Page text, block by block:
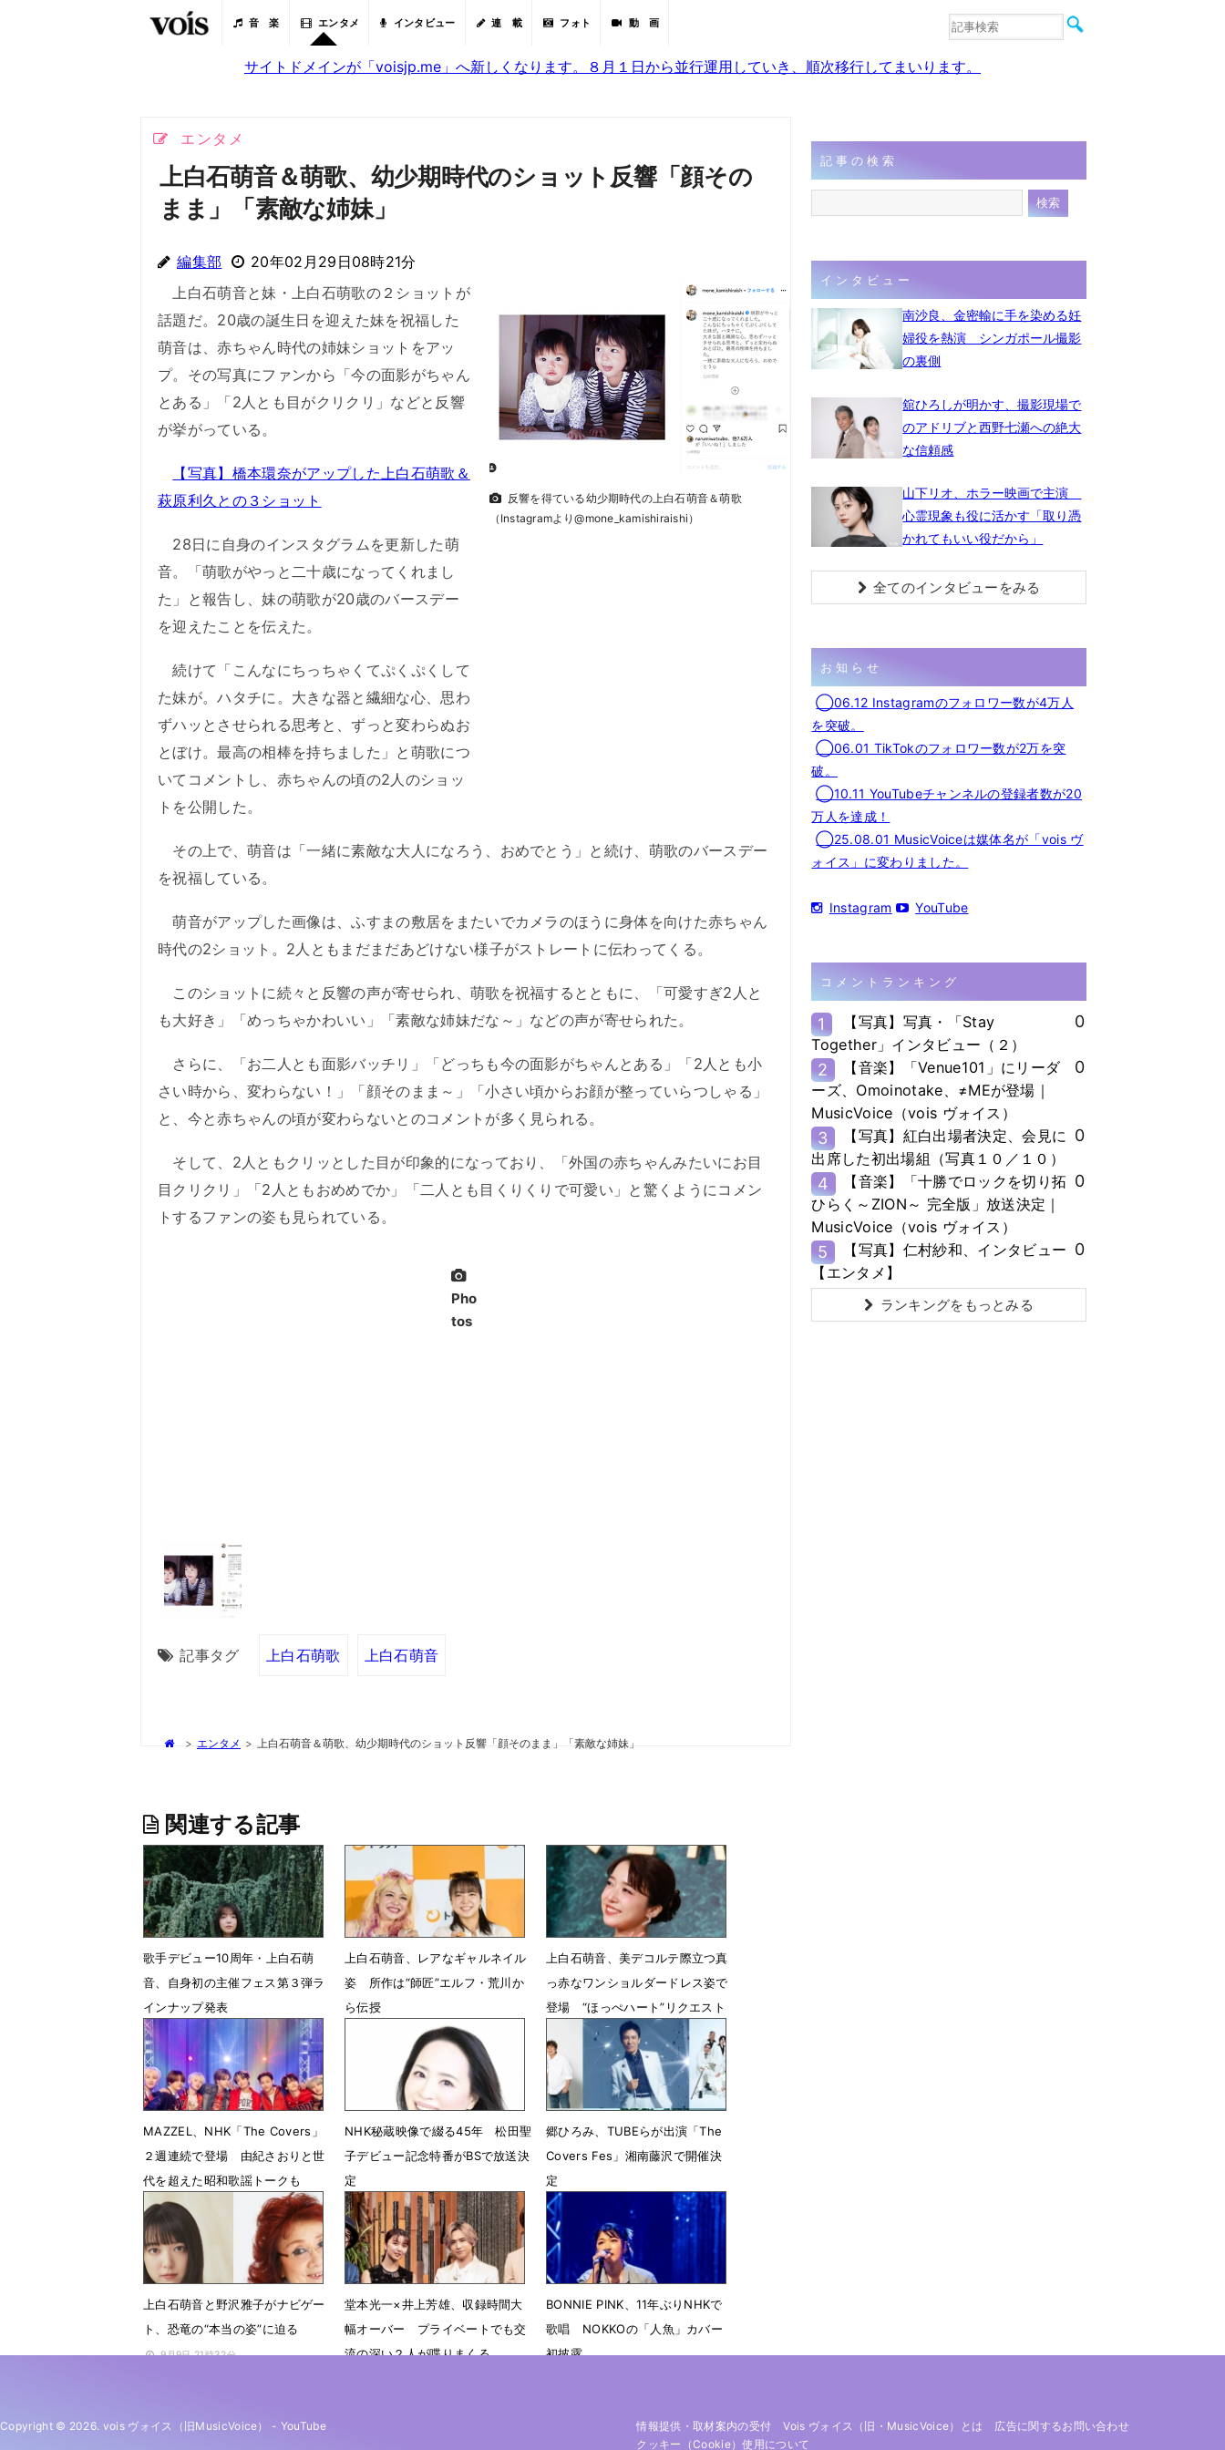
音 楽 エンタメ インタビュー 連 載 フォト 動 画
音楽
サイトドメインが「voisjp.me」へ新しくなります。８月１日から並行運用していき、順次移行してまいります。
エンタメ
上白石萌音＆萌歌、幼少期時代のショット反響「顔その
まま」「素敵な姉妹」
編集部 20年02月29日08時21分
反響を得ている幼少期時代の上白石萌音＆萌歌
（Instagramより@mone_kamishiraishi）
上白石萌音と妹・上白石萌歌の２ショットが
話題だ。20歳の誕生日を迎えた妹を祝福した
萌音は、赤ちゃん時代の姉妹ショットをアッ
プ。その写真にファンから「今の面影がちゃん
とある」「2人とも目がクリクリ」などと反響
が挙がっている。
【写真】橋本環奈がアップした上白石萌歌＆
萩原利久との３ショット
28日に自身のインスタグラムを更新した萌
音。「萌歌がやっと二十歳になってくれまし
た」と報告し、妹の萌歌が20歳のバースデー
を迎えたことを伝えた。
続けて「こんなにちっちゃくてぷくぷくして
た妹が。ハタチに。大きな器と繊細な心、思わ
ずハッとさせられる思考と、ずっと変わらぬお
とぼけ。最高の相棒を持ちました」と萌歌につ
いてコメントし、赤ちゃんの頃の2人のショッ
トを公開した。
その上で、萌音は「一緒に素敵な大人になろう、おめでとう」と続け、萌歌のバースデー
を祝福している。
萌音がアップした画像は、ふすまの敷居をまたいでカメラのほうに身体を向けた赤ちゃん
時代の2ショット。2人ともまだまだあどけない様子がストレートに伝わってくる。
このショットに続々と反響の声が寄せられ、萌歌を祝福するとともに、「可愛すぎ2人と
も大好き」「めっちゃかわいい」「素敵な姉妹だな～」などの声が寄せられた。
さらに、「お二人とも面影バッチリ」「どっちも今の面影がちゃんとある」「2人とも小
さい時から、変わらない！」「顔そのまま～」「小さい頃からお顔が整っていらつしゃる」
と、今と赤ちゃんの頃が変わらないとのコメントが多く見られる。
そして、2人ともクリッとした目が印象的になっており、「外国の赤ちゃんみたいにお目
目クリクリ」「2人ともおめめでか」「二人とも目くりくりで可愛い」と驚くようにコメン
トするファンの姿も見られている。
Pho
tos
記事タグ 上白石萌歌 上白石萌音
> エンタメ > 上白石萌音＆萌歌、幼少期時代のショット反響「顔そのまま」「素敵な姉妹」
関連する記事
歌手デビュー10周年・上白石萌
音、自身初の主催フェス第３弾ラ
インナップ発表
7月7日 15時20分
上白石萌音、レアなギャルネイル
姿 所作は“師匠”エルフ・荒川か
ら伝授
7月2日 10時14分
上白石萌音、美デコルテ際立つ真
っ赤なワンショルダードレス姿で
登場 “ほっぺハート”リクエスト
6月11日 17時04分
MAZZEL、NHK「The Covers」
２週連続で登場 由紀さおりと世
代を超えた昭和歌謡トークも
4月30日 14時19分
NHK秘蔵映像で綴る45年 松田聖
子デビュー記念特番がBSで放送決
定
3月18日 07時00分
郷ひろみ、TUBEらが出演「The
Covers Fes」湘南藤沢で開催決
定
上白石萌音と野沢雅子がナビゲー
ト、恐竜の“本当の姿”に迫る
9月9日 21時32分
堂本光一×井上芳雄、収録時間大
幅オーバー プライベートでも交
流の深い２人が喋りまくる
BONNIE PINK、11年ぶりNHKで
歌唱 NOKKOの「人魚」カバー
初披露
記事の検索
インタビュー
南沙良、金密輸に手を染める妊
婦役を熱演 シンガポール撮影
の裏側
舘ひろしが明かす、撮影現場で
のアドリブと西野七瀬への絶大
な信頼感
山下リオ、ホラー映画で主演
心霊現象も役に活かす「取り憑
かれてもいい役だから」
全てのインタビューをみる
お知らせ
◯06.12 Instagramのフォロワー数が4万人
を突破。
◯06.01 TikTokのフォロワー数が2万を突
破。
◯10.11 YouTubeチャンネルの登録者数が20
万人を達成！
◯25.08.01 MusicVoiceは媒体名が「vois ヴ
ォイス」に変わりました。
Instagram YouTube
コメントランキング
1
【写真】写真・「Stay
Together」インタビュー（２）
0
2
【音楽】「Venue101」にリーダ
ーズ、Omoinotake、≠MEが登場｜
MusicVoice（vois ヴォイス）
0
3
【写真】紅白出場者決定、会見に
出席した初出場組（写真１０／１０）
0
4
【音楽】「十勝でロックを切り拓
ひらく～ZION～ 完全版」放送決定｜
MusicVoice（vois ヴォイス）
0
5
【写真】仁村紗和、インタビュー
【エンタメ】
0
ランキングをもっとみる
Copyright © 2026. vois ヴォイス（旧MusicVoice） - YouTube 情報提供・取材案内の受付 Vois ヴォイス（旧・MusicVoice）とは
広告に関するお問い合わせ
クッキー（cookie）使用について